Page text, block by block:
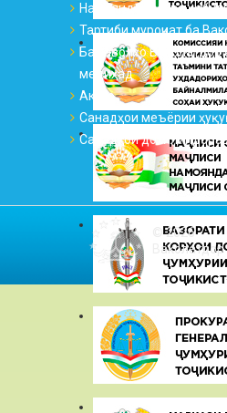
Намояндагиҳо ва
Тартиби муроҷиат ба
Ба саволҳо Ваколатдор
медиҳад
Аксҳо
Санадҳои меъёрии
Санадҳои
© 2026